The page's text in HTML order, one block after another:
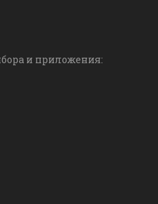
и приложения: